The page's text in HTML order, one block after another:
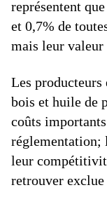
représentent
et 0,7% de
mais leur valeur
Les producteurs
bois et huile de
coûts
réglementation;
leur
retrouver exclue